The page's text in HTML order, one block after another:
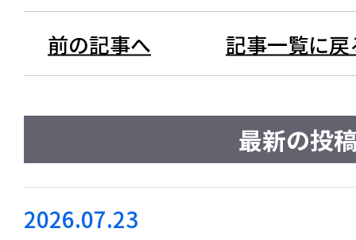
前の記事へ 記事一覧に戻
最新の投
2026.07.23